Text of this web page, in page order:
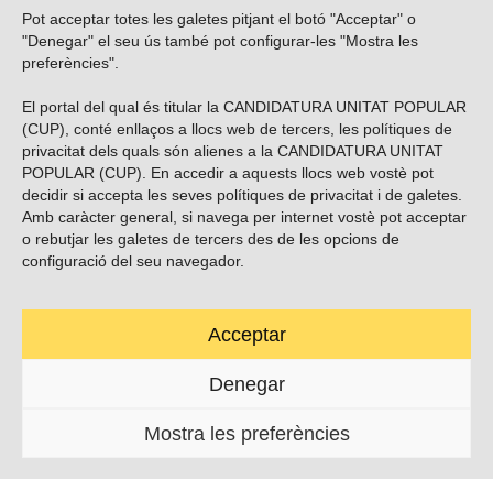
Pot acceptar totes les galetes pitjant el botó "Acceptar" o
"Denegar" el seu ús també pot configurar-les "Mostra les
preferències".
El portal del qual és titular la CANDIDATURA UNITAT POPULAR
(CUP), conté enllaços a llocs web de tercers, les polítiques de
privacitat dels quals són alienes a la CANDIDATURA UNITAT
POPULAR (CUP). En accedir a aquests llocs web vostè pot
decidir si accepta les seves polítiques de privacitat i de galetes.
Amb caràcter general, si navega per internet vostè pot acceptar
o rebutjar les galetes de tercers des de les opcions de
configuració del seu navegador.
Acceptar
Denegar
Mostra les preferències
Vols subscriure’t al nostre butlletí?
ENVIAR
Troba’ns a les xarxes socials
Carrer Casp 180 (baixos), Barcelona.
contacte@cup.cat